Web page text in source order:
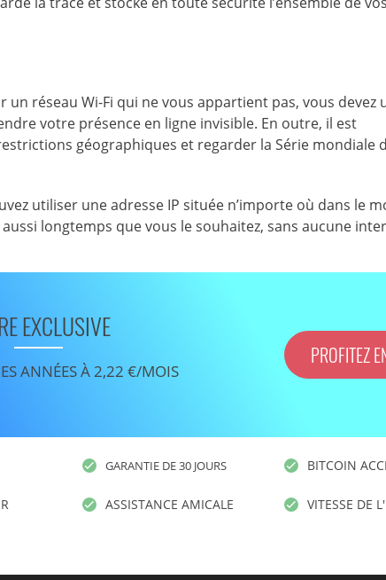
réseau Wi-Fi qui ne vous appartient pas, vous devez
votre présence en ligne invisible. En outre, il est
géographiques et regarder la Série mondiale
utiliser une adresse IP située n’importe où dans le
longtemps que vous le souhaitez, sans aucune
EXCLUSIVE
ANNÉES À 2,22 €/MOIS
PROFITEZ
GARANTIE DE 30 JOURS
ASSISTANCE AMICALE
BITCOIN
VITESSE DE